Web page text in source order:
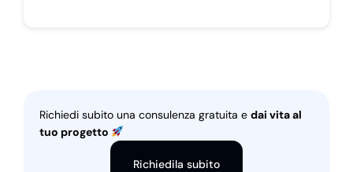
Richiedi subito una consulenza gratuita e dai vita al
tuo progetto
Richiedila subito